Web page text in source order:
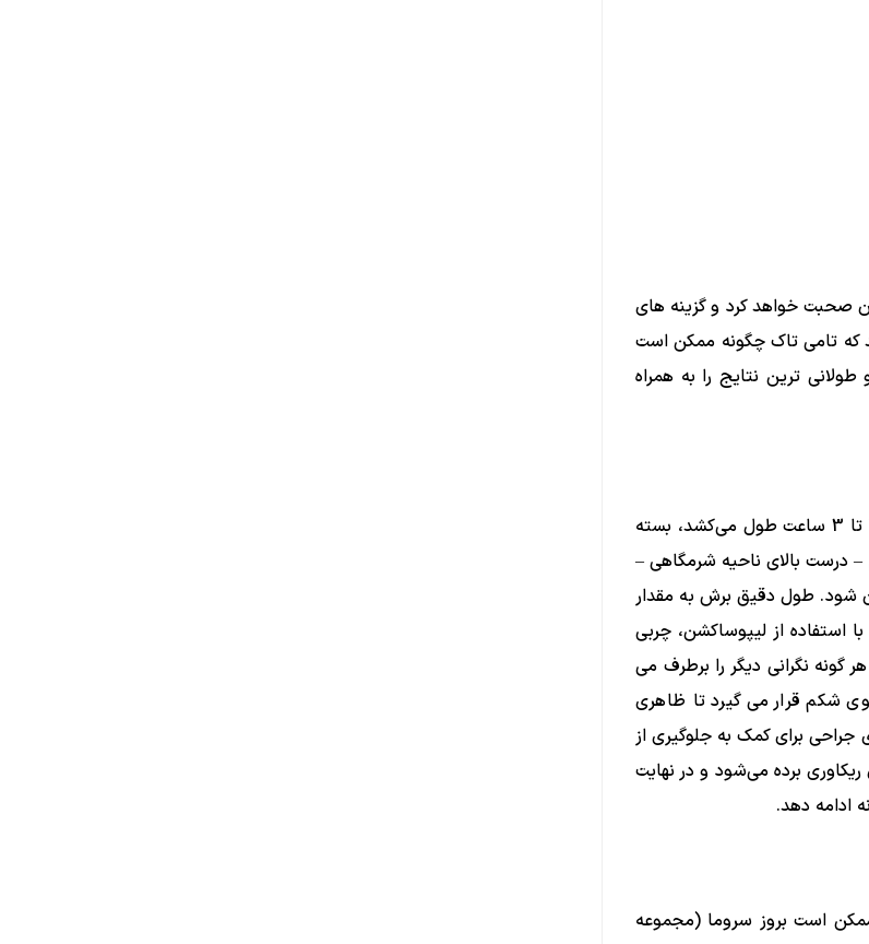
آن صحبت خواهد کرد و گزینه ‌های
که تامی تاک چگونه ممکن است
ترین نتایج را به همراه
ابدومینوپلاستی با بیمار تحت بیهوشی عمومی انجام می‌شود و معمولاً حدود 2 تا 3 ساعت طول می‌کشد، بسته
– درست بالای ناحیه شرمگاهی –
شود. طول دقیق برش به مقدار
استفاده از لیپوساکشن، چربی
نگرانی دیگر را برطرف می
شکم قرار می گیرد تا ظاهری
برای کمک به جلوگیری از
برده می‌شود و در نهایت
ادامه دهد.
است بروز سروما (مجموعه